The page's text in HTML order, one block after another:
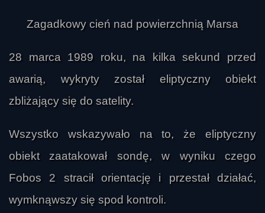
Zagadkowy cień nad powierzchnią Marsa
28 marca 1989 roku, na kilka sekund przed
awarią, wykryty został eliptyczny obiekt
zbliżający się do satelity.
Wszystko wskazywało na to, że eliptyczny
obiekt zaatakował sondę, w wyniku czego
Fobos 2 stracił orientację i przestał działać,
wymknąwszy się spod kontroli.